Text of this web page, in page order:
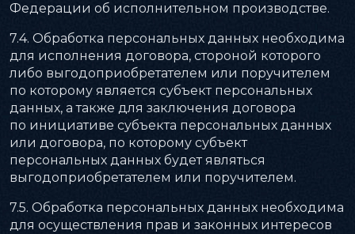
Федерации об исполнительном производстве.
7.4. Обработка персональных данных необходима
для исполнения договора, стороной которого
либо выгодоприобретателем или поручителем
по которому является субъект персональных
данных, а также для заключения договора
по инициативе субъекта персональных данных
или договора, по которому субъект
персональных данных будет являться
выгодоприобретателем или поручителем.
7.5. Обработка персональных данных необходима
для осуществления прав и законных интересов